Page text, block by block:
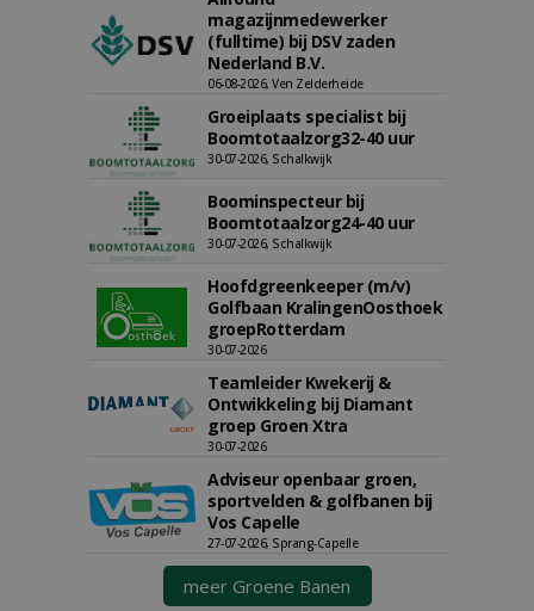
magazijnmedewerker
(fulltime) bij DSV zaden
Nederland B.V.
06-08-2026, Ven Zelderheide
Groeiplaats specialist bij
Boomtotaalzorg32-40 uur
30-07-2026, Schalkwijk
Boominspecteur bij
Boomtotaalzorg24-40 uur
30-07-2026, Schalkwijk
Hoofdgreenkeeper (m/v)
Golfbaan KralingenOosthoek
groepRotterdam
30-07-2026
Teamleider Kwekerij &
Ontwikkeling bij Diamant
groep Groen Xtra
30-07-2026
Adviseur openbaar groen,
sportvelden & golfbanen bij
Vos Capelle
27-07-2026, Sprang-Capelle
meer Groene Banen